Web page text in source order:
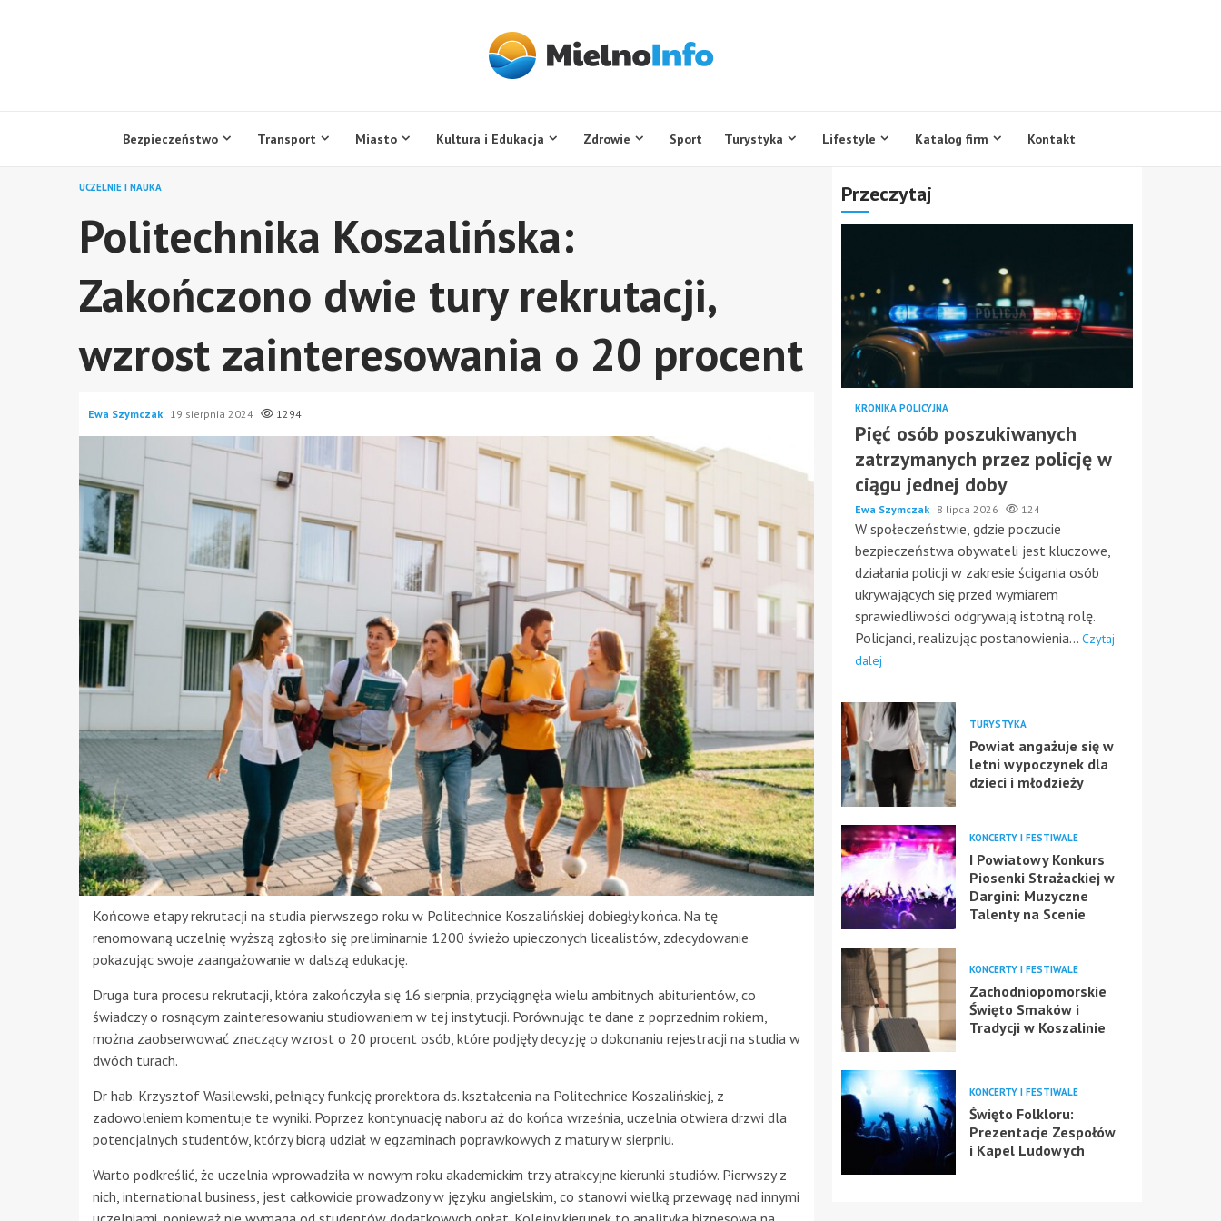
Bezpieczeństwo Transport Miasto Kultura i Edukacja Zdrowie Sport Turystyka Lifestyle Katalog firm Kontakt
UCZELNIE I NAUKA
Politechnika Koszalińska:
Zakończono dwie tury rekrutacji,
wzrost zainteresowania o 20 procent
Ewa Szymczak 19 sierpnia 2024 1294
Końcowe etapy rekrutacji na studia pierwszego roku w Politechnice Koszalińskiej dobiegły końca. Na tę
renomowaną uczelnię wyższą zgłosiło się preliminarnie 1200 świeżo upieczonych licealistów, zdecydowanie
pokazując swoje zaangażowanie w dalszą edukację.
Druga tura procesu rekrutacji, która zakończyła się 16 sierpnia, przyciągnęła wielu ambitnych abiturientów, co
świadczy o rosnącym zainteresowaniu studiowaniem w tej instytucji. Porównując te dane z poprzednim rokiem,
można zaobserwować znaczący wzrost o 20 procent osób, które podjęły decyzję o dokonaniu rejestracji na studia w
dwóch turach.
Dr hab. Krzysztof Wasilewski, pełniący funkcję prorektora ds. kształcenia na Politechnice Koszalińskiej, z
zadowoleniem komentuje te wyniki. Poprzez kontynuację naboru aż do końca września, uczelnia otwiera drzwi dla
potencjalnych studentów, którzy biorą udział w egzaminach poprawkowych z matury w sierpniu.
Warto podkreślić, że uczelnia wprowadziła w nowym roku akademickim trzy atrakcyjne kierunki studiów. Pierwszy z
nich, international business, jest całkowicie prowadzony w języku angielskim, co stanowi wielką przewagę nad innymi
Przeczytaj
KRONIKA POLICYJNA
Pięć osób poszukiwanych
zatrzymanych przez policję w
ciągu jednej doby
Ewa Szymczak 8 lipca 2026 124
W społeczeństwie, gdzie poczucie
bezpieczeństwa obywateli jest kluczowe,
działania policji w zakresie ścigania osób
ukrywających się przed wymiarem
sprawiedliwości odgrywają istotną rolę.
Policjanci, realizując postanowienia... Czytaj
dalej
TURYSTYKA
Powiat angażuje się w
letni wypoczynek dla
dzieci i młodzieży
KONCERTY I FESTIWALE
I Powiatowy Konkurs
Piosenki Strażackiej w
Dargini: Muzyczne
Talenty na Scenie
KONCERTY I FESTIWALE
Zachodniopomorskie
Święto Smaków i
Tradycji w Koszalinie
KONCERTY I FESTIWALE
Święto Folkloru:
Prezentacje Zespołów
i Kapel Ludowych